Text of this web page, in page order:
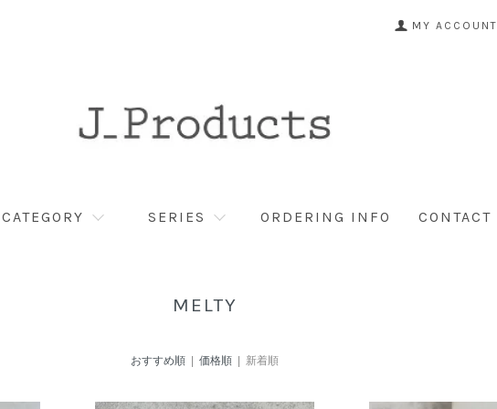
MY ACCOUNT
CATEGORY SERIES ORDERING INFO CONTACT
MELTY
おすすめ順 | 価格順 | 新着順